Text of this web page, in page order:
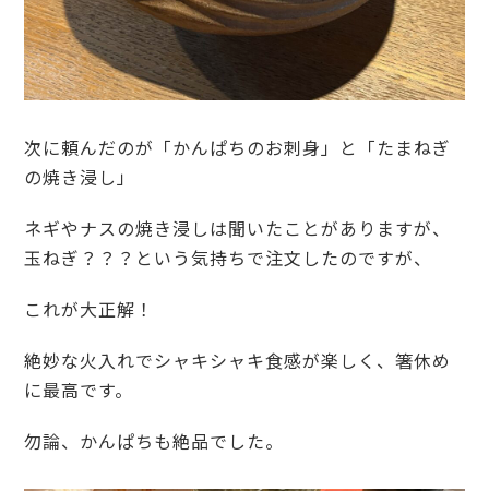
次に頼んだのが「かんぱちのお刺身」と「たまねぎ
の焼き浸し」
ネギやナスの焼き浸しは聞いたことがありますが、
玉ねぎ？？？という気持ちで注文したのですが、
これが大正解！
絶妙な火入れでシャキシャキ食感が楽しく、箸休め
に最高です。
勿論、かんぱちも絶品でした。